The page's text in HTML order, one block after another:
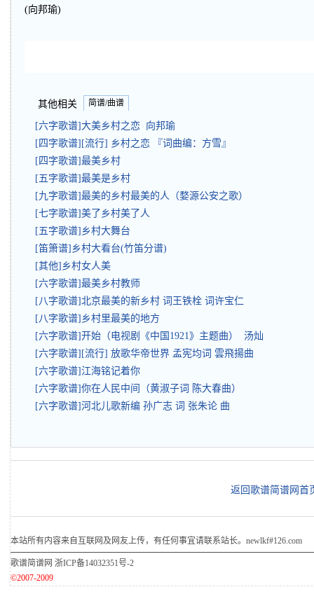
(向邦瑜)
其他相关 简谱/曲谱
[六字歌谱]大美乡村之恋 向邦瑜
[四字歌谱][流行] 乡村之恋 『词曲编：方雪』
[四字歌谱]最美乡村
[五字歌谱]最美是乡村
[九字歌谱]最美的乡村最美的人（婺源公安之歌）
[七字歌谱]美了乡村美了人
[五字歌谱]乡村大舞台
[笛箫谱]乡村大看台(竹笛分谱)
[其他]乡村女人美
[六字歌谱]最美乡村教师
[八字歌谱]北京最美的新乡村 词王铁栓 词许宝仁
[八字歌谱]乡村里最美的地方
[六字歌谱]开始（电视剧《中国1921》主题曲） 汤灿
[六字歌谱][流行] 放歌华帝世界 孟宪均词 雲飛揚曲
[六字歌谱]江海铭记着你
[六字歌谱]你在人民中间（黄淑子词 陈大春曲）
[六字歌谱]河北儿歌新编 孙广志 词 张朱论 曲
返回歌谱简谱网首
本站所有内容来自互联网及网友上传，有任何事宜请联系站长。newlkf#126.com
歌谱简谱网 浙ICP备14032351号-2
©2007-2009